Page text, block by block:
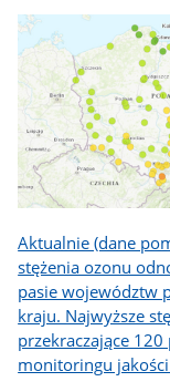
Aktualnie (dane
stężenia ozonu
pasie województw
kraju. Najwyższe
przekraczające
monitoringu